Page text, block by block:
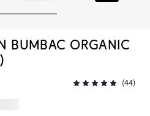
BUMBAC ORGANIC
(44)